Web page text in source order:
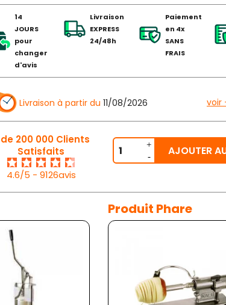
14
JOURS
pour
changer
d'avis
Livraison
EXPRESS
24/48h
Paiement
en 4x
SANS
FRAIS
Livraison à partir du 11/08/2026 voir
200 000 Clients
Satisfaits
4.6/5 - 9126avis
AJOUTER
Produit Phare